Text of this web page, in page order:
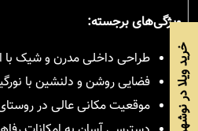
ویژگی‌های برجسته:
طراحی داخلی مدرن و شیک با
فضایی روشن و دلنشین با
موقعیت مکانی عالی در
خرید ویلا در نوشهر